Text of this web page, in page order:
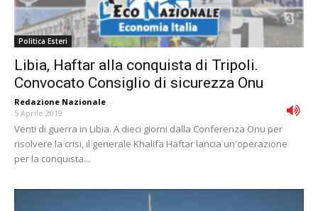
Politica Esteri
Libia, Haftar alla conquista di Tripoli.
Convocato Consiglio di sicurezza Onu
Redazione Nazionale -
5 Aprile 2019
Venti di guerra in Libia. A dieci giorni dalla Conferenza Onu per
risolvere la crisi, il generale Khalifa Haftar lancia un'operazione
per la conquista...